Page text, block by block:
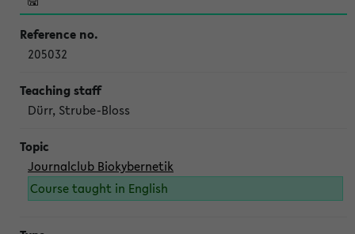
205032
Dürr, Strube-Bloss
Journalclub Biokybernetik
Course taught in English